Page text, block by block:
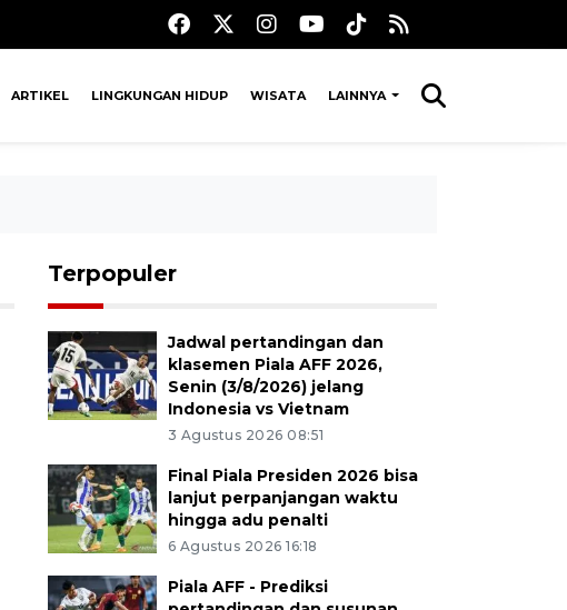
ARTIKEL LINGKUNGAN HIDUP WISATA LAINNYA
Terpopuler
Jadwal pertandingan dan
klasemen Piala AFF 2026,
Senin (3/8/2026) jelang
Indonesia vs Vietnam
3 Agustus 2026 08:51
Final Piala Presiden 2026 bisa
lanjut perpanjangan waktu
hingga adu penalti
6 Agustus 2026 16:18
Piala AFF - Prediksi